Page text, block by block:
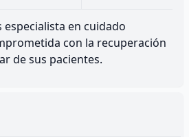
especialista en cuidado
con la recuperación
de sus pacientes.